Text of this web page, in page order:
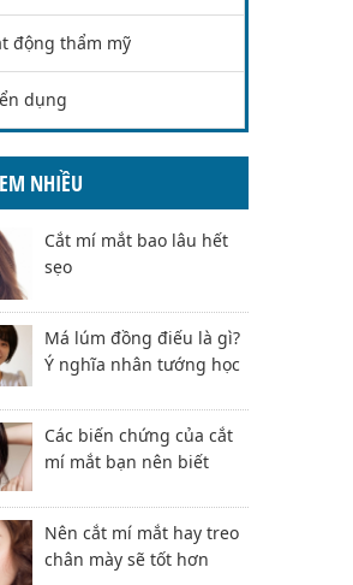
động thẩm mỹ
dụng
NHIỀU
Cắt mí mắt bao lâu hết
sẹo
Má lúm đồng điếu là gì?
Ý nghĩa nhân tướng học
Các biến chứng của cắt
mí mắt bạn nên biết
Nên cắt mí mắt hay treo
chân mày sẽ tốt hơn